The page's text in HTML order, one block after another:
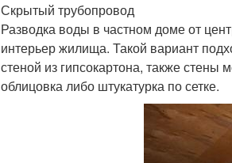
Скрытый трубопровод
Разводка воды в частном доме от
интерьер жилища. Такой вариант
стеной из гипсокартона, также
облицовка либо штукатурка по сетке.